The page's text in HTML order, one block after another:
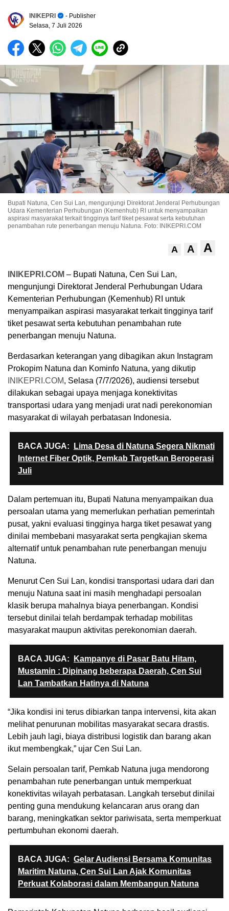
INIKEPRI
- Publisher
Selasa, 7 Juli 2026
Bupati Natuna, Cen Sui Lan, mengunjungi Direktorat Jenderal Perhubungan
Udara Kementerian Perhubungan (Kemenhub) RI untuk menyampaikan
aspirasi masyarakat terkait tingginya tarif tiket pesawat serta kebutuhan
penambahan rute penerbangan menuju Natuna. Foto: INIKEPRI.COM
A A A
INIKEPRI.COM – Bupati Natuna, Cen Sui Lan,
mengunjungi Direktorat Jenderal Perhubungan Udara
Kementerian Perhubungan (Kemenhub) RI untuk
menyampaikan aspirasi masyarakat terkait tingginya tarif
tiket pesawat serta kebutuhan penambahan rute
penerbangan menuju Natuna.
Berdasarkan keterangan yang dibagikan akun Instagram
Prokopim Natuna dan Kominfo Natuna, yang dikutip
INIKEPRI.COM, Selasa (7/7/2026), audiensi tersebut
dilakukan sebagai upaya menjaga konektivitas
transportasi udara yang menjadi urat nadi perekonomian
masyarakat di wilayah perbatasan Indonesia.
BACA JUGA:
Lima Desa di Natuna Segera Nikmati
Internet Fiber Optik, Pemkab Targetkan Beroperasi
Juli
Dalam pertemuan itu, Bupati Natuna menyampaikan dua
persoalan utama yang memerlukan perhatian pemerintah
pusat, yakni evaluasi tingginya harga tiket pesawat yang
dinilai membebani masyarakat serta pengkajian skema
alternatif untuk penambahan rute penerbangan menuju
Natuna.
Menurut Cen Sui Lan, kondisi transportasi udara dari dan
menuju Natuna saat ini masih menghadapi persoalan
klasik berupa mahalnya biaya penerbangan. Kondisi
tersebut dinilai telah berdampak terhadap mobilitas
masyarakat maupun aktivitas perekonomian daerah.
BACA JUGA:
Kampanye di Pasar Batu Hitam,
Mustamin : Dipinang beberapa Daerah, Cen Sui
Lan Tambatkan Hatinya di Natuna
“Jika kondisi ini terus dibiarkan tanpa intervensi, kita akan
melihat penurunan mobilitas masyarakat secara drastis.
Lebih jauh lagi, biaya distribusi logistik dan barang akan
ikut membengkak,” ujar Cen Sui Lan.
Selain persoalan tarif, Pemkab Natuna juga mendorong
penambahan rute penerbangan untuk memperkuat
konektivitas wilayah perbatasan. Langkah tersebut dinilai
penting guna mendukung kelancaran arus orang dan
barang, meningkatkan sektor pariwisata, serta memperkuat
pertumbuhan ekonomi daerah.
BACA JUGA: Gelar Audiensi Bersama Komunitas
Maritim Natuna, Cen Sui Lan Ajak Komunitas
Perkuat Kolaborasi dalam Membangun Natuna